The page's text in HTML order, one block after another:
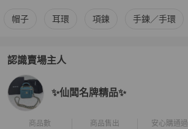
更多Prada 女士配件 相似商品推薦
帽子 耳環 項鍊 手鍊／手環
認識賣場主人
PopChill 拍拍圈嚴選賣家
✨仙闆名牌精品✨
商品數 商品售出 安心購通過